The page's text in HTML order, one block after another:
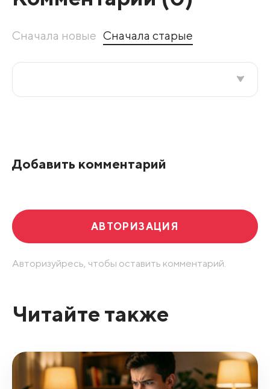
Сначала новые Сначала старые
Добавить комментарий
АВТОРИЗАЦИЯ
Авторизуйресь, чтобы оставить комментарий.
Читайте также